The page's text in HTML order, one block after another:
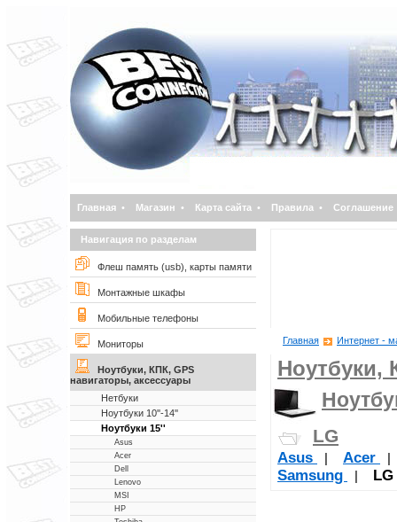
Главная • Магазин • Карта сайта • Правила • Соглашение
Навигация по разделам
Флеш память (usb), карты памяти
Монтажные шкафы
Мобильные телефоны
Мониторы
Ноутбуки, КПК, GPS
навигаторы, аксессуары
Нетбуки
Ноутбуки 10''-14''
Ноутбуки 15''
Asus
Acer
Dell
Lenovo
MSI
HP
Главная Интернет -
Ноутбуки,
LG
Asus | Acer
Samsung | LG